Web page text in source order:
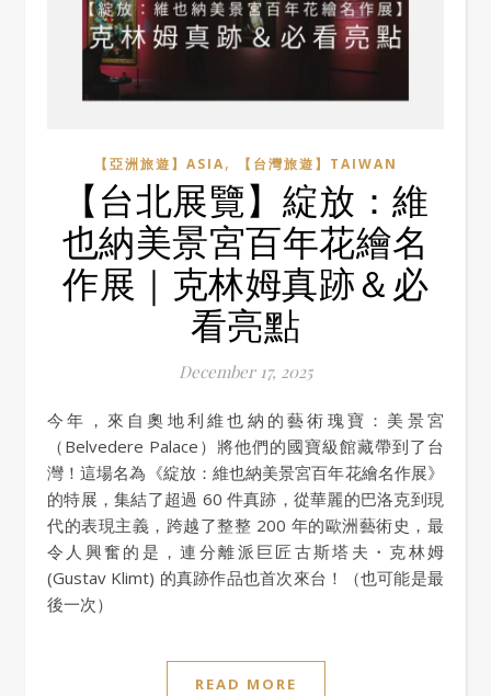
【亞洲旅遊】ASIA, 【台灣旅遊】TAIWAN
【台北展覽】綻放：維
也納美景宮百年花繪名
作展｜克林姆真跡＆必
看亮點
December 17, 2025
今年，來自奧地利維也納的藝術瑰寶：美景宮
（Belvedere Palace）將他們的國寶級館藏帶到了台
灣！這場名為《綻放：維也納美景宮百年花繪名作展》
的特展，集結了超過 60 件真跡，從華麗的巴洛克到現
代的表現主義，跨越了整整 200 年的歐洲藝術史，最
令人興奮的是，連分離派巨匠古斯塔夫・克林姆
(Gustav Klimt) 的真跡作品也首次來台！（也可能是最
後一次）
READ MORE